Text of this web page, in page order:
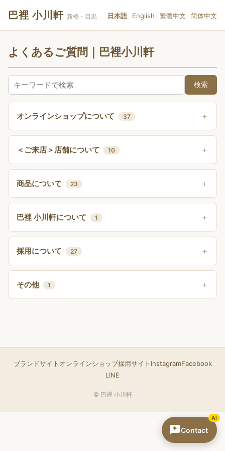
巴裡 小川軒 新橋・目黒 日本語 English 繁體中文 简体中文
よくあるご質問｜巴裡小川軒
検索
オンラインショップについて 37
＜ご来店＞店舗について 10
商品について 23
巴裡 小川軒について 1
採用について 27
その他 1
ブランドサイト オンラインショップ採用サイト InstagramFacebook
LINE
© 巴裡 小川軒
Contact
AI